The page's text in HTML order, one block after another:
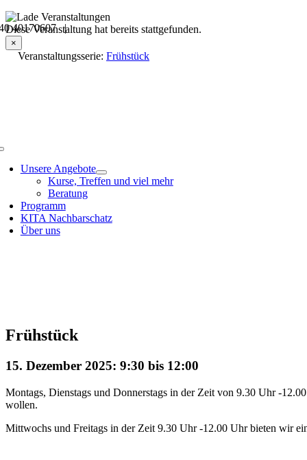
Skip
to
content
40170607 |
Unsere Angebote
Kurse, Treffen und viel mehr
Beratung
Programm
KITA Nachbarschatz
Über uns
Veranstaltungsdetails
Diese Veranstaltung hat bereits stattgefunden.
×
Veranstaltungsserie: Frühstück
Frühstück
15. Dezember 2025: 9:30 bis 12:00
Montags, Dienstags und Donnerstags in der Zeit von 9.30 Uhr -
wollen.
Mittwochs und Freitags in der Zeit 9.30 Uhr -12.00 Uhr bieten wir